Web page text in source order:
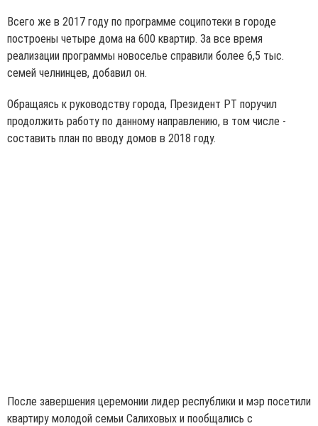
Всего же в 2017 году по программе соципотеки в городе
построены четыре дома на 600 квартир. За все время
реализации программы новоселье справили более 6,5 тыс.
семей челнинцев, добавил он.
Обращаясь к руководству города, Президент РТ поручил
продолжить работу по данному направлению, в том числе -
составить план по вводу домов в 2018 году.
После завершения церемонии лидер республики и мэр посетили
квартиру молодой семьи Салиховых и пообщались с